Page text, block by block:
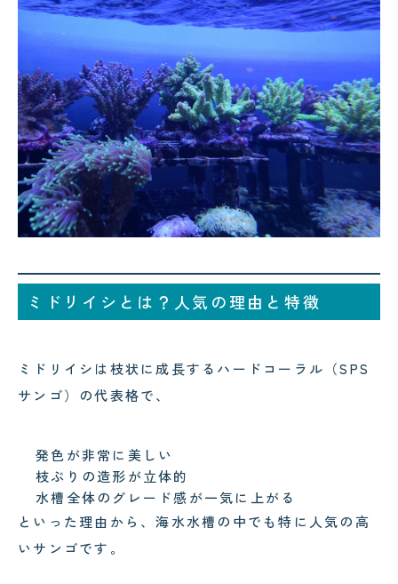
ミドリイシとは？人気の理由と特徴
ミドリイシは枝状に成長するハードコーラル（SPS
サンゴ）の代表格で、
発色が非常に美しい
枝ぶりの造形が立体的
水槽全体のグレード感が一気に上がる
といった理由から、海水水槽の中でも特に人気の高
いサンゴです。